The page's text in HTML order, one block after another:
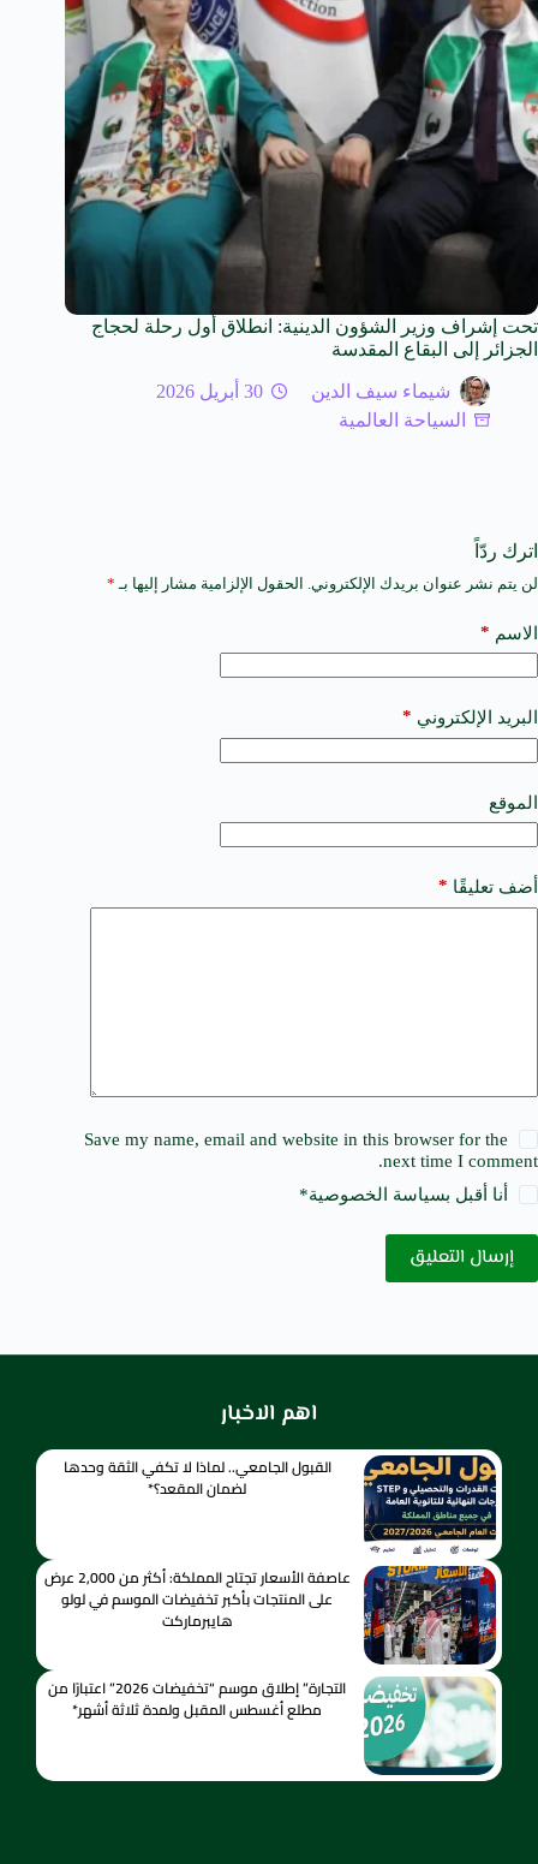
تحت إشراف وزير الشؤون الدينية: انطلاق أول رحلة لحجاج
الجزائر إلى البقاع المقدسة
شيماء سيف الدين
30 أبريل 2026
السياحة العالمية
اترك ردّاً
لن يتم نشر عنوان بريدك الإلكتروني. الحقول الإلزامية مشار إليها بـ *
الاسم *
البريد الإلكتروني *
الموقع
أضف تعليقًا *
Save my name, email and website in this browser for the
next time I comment.
أنا أقبل بسياسة الخصوصية*
إرسال التعليق
A
t
e
a
t
i
e
:
اهم الاخبار
القبول الجامعي.. لماذا لا تكفي الثقة وحدها
لضمان المقعد؟*
عاصفة الأسعار تجتاح المملكة: أكثر من 2,000 عرض
على المنتجات بأكبر تخفيضات الموسم في لولو
هايبرماركت
التجارة” إطلاق موسم “تخفيضات 2026” اعتبارًا من
مطلع أغسطس المقبل ولمدة ثلاثة أشهر*